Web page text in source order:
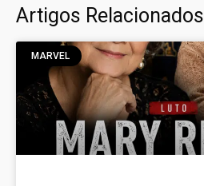
Artigos Relacionados
MARVEL